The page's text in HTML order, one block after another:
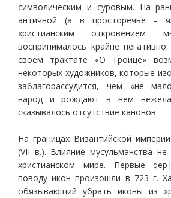
символическим и суровым. На
античной (а в просторечье –
христианским откровением
воспринималось крайне
своем трактате «О Троице»
некоторых художников, которые
заблагорассудится, чем «не
народ и рождают в нем
сказывалось отсутствие канонов.
На границах Византийской
(VII в.). Влияние мусульманства
христианском мире. Первые
поводу икон произошли в 723 г.
обязывающий убрать иконы из